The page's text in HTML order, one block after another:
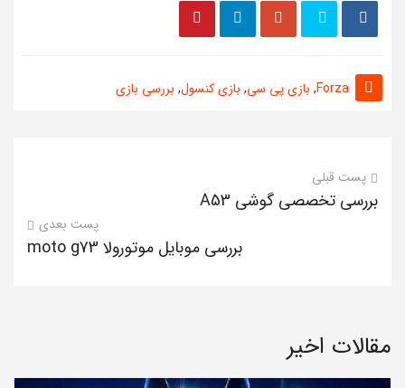
Forza
, بازی پی سی, بازی کنسول, بررسی بازی
پست قبلی
بررسی تخصصی گوشی A53
پست بعدی
بررسی موبایل موتورولا moto g73
مقالات اخیر